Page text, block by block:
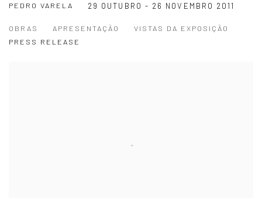
PEDRO VARELA 29 OUTUBRO - 26 NOVEMBRO 2011
OBRAS APRESENTAÇÃO
VISTAS DA EXPOSIÇÃO
PRESS RELEASE